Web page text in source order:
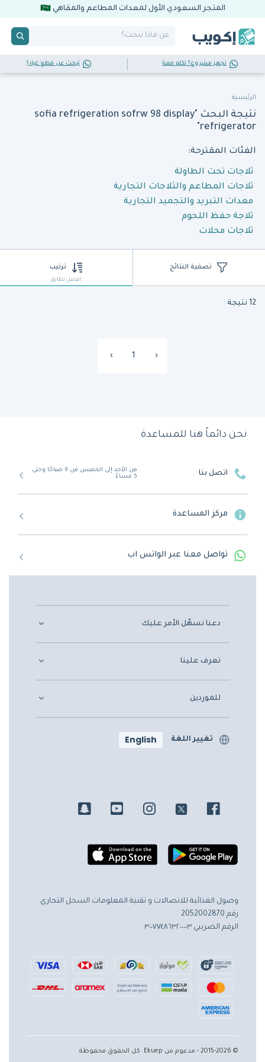
المتجر السعودي الأول لمعدات المطاعم والمقاهي
تجهز مشروع؟ تكلم معنا تبحث عن قطع غيار؟
الرئيسية
نتيجة البحث "sofia refrigeration sofrw 98 display
refrigerator"
الفئات المقترحة:
ثلاجات تحت الطاولة
ثلاجات المطاعم والثلاجات التجارية
معدات التبريد والتجميد التجارية
ثلاجة حفظ اللحوم
ثلاجات محلات
تصفية النتائج ترتيب
أفضل تطابق
12 نتيجة
‹
1
›
نحن دائماً هنا للمساعدة
اتصل بنا
من الأحد إلى الخميس من 9 صباحًا وحتى
5 مساءً
مركز المساعدة
تواصل معنا عبر الواتس اب
دعنا نسهّل الأمر عليك
تعرف علينا
للموردين
تغيير اللغة English
وصول الغذائية للاتصالات و تقنية المعلومات السجل التجاري
رقم 2052002870
الرقم الضريبي ٣٠٠٧٧٤٨٦٣٢٠٠٠٠٣
© 2015-2026 - مدعوم من Ekuep. كل الحقوق محفوظة